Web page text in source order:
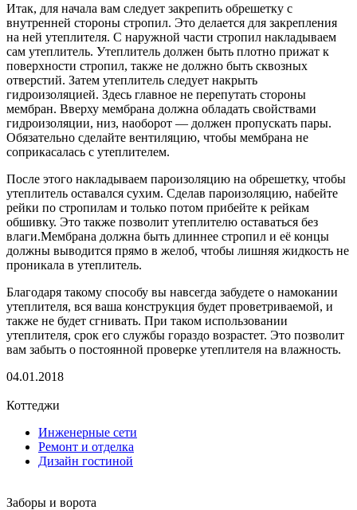
Итак, для начала вам следует закрепить обрешетку с
внутренней стороны стропил. Это делается для закрепления
на ней утеплителя. С наружной части стропил накладываем
сам утеплитель. Утеплитель должен быть плотно прижат к
поверхности стропил, также не должно быть сквозных
отверстий. Затем утеплитель следует накрыть
гидроизоляцией. Здесь главное не перепутать стороны
мембран. Вверху мембрана должна обладать свойствами
гидроизоляции, низ, наоборот — должен пропускать пары.
Обязательно сделайте вентиляцию, чтобы мембрана не
соприкасалась с утеплителем.
После этого накладываем пароизоляцию на обрешетку, чтобы
утеплитель оставался сухим. Сделав пароизоляцию, набейте
рейки по стропилам и только потом прибейте к рейкам
обшивку. Это также позволит утеплителю оставаться без
влаги.Мембрана должна быть длиннее стропил и её концы
должны выводится прямо в желоб, чтобы лишняя жидкость не
проникала в утеплитель.
Благодаря такому способу вы навсегда забудете о намокании
утеплителя, вся ваша конструкция будет проветриваемой, и
также не будет сгнивать. При таком использовании
утеплителя, срок его службы гораздо возрастет. Это позволит
вам забыть о постоянной проверке утеплителя на влажность.
04.01.2018
Коттеджи
Инженерные сети
Ремонт и отделка
Дизайн гостиной
Заборы и ворота